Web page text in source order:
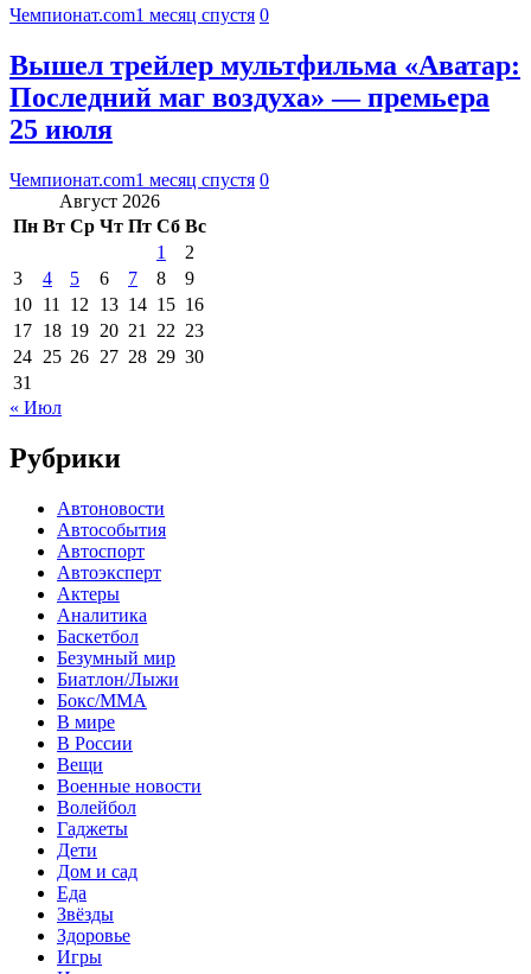
Чемпионат.com1 месяц спустя 0
Вышел трейлер мультфильма «Аватар:
Последний маг воздуха» — премьера
25 июля
Чемпионат.com1 месяц спустя 0
Август 2026
Пн Вт Ср Чт Пт Сб Вс
1
2
3
4 5 6 7 8
9
10 11 12 13 14 15 16
17 18 19 20 21 22 23
24 25 26 27 28 29 30
31
« Июл
Рубрики
Автоновости
Автособытия
Автоспорт
Автоэксперт
Актеры
Аналитика
Баскетбол
Безумный мир
Биатлон/Лыжи
Бокс/MMA
В мире
В России
Вещи
Военные новости
Волейбол
Гаджеты
Дети
Дом и сад
Еда
Звёзды
Здоровье
Игры